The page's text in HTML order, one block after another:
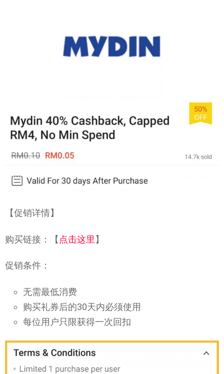
【促销详情】
购买链接：【点击这里】
促销条件：
无需最低消费
购买礼券后的30天内必须使用
每位用户只限获得一次回扣